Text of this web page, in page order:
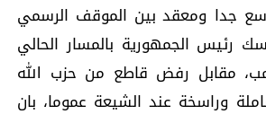
جدا ومعقد بين الموقف الرسمي
رئيس الجمهورية بالمسار الحالي
مقابل رفض قاطع من حزب الله
وراسخة عند الشيعة عموما، بان